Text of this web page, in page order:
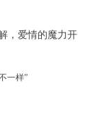
，爱情的魔力开